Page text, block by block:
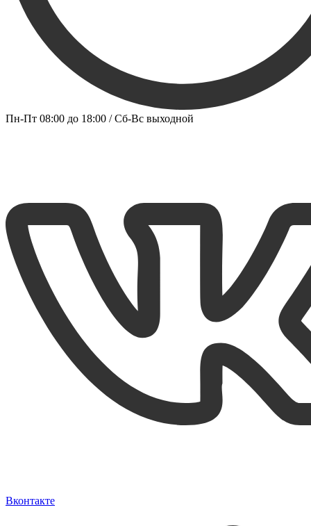
Пн-Пт 08:00 до 18:00 / Сб-Вс выходной
Вконтакте